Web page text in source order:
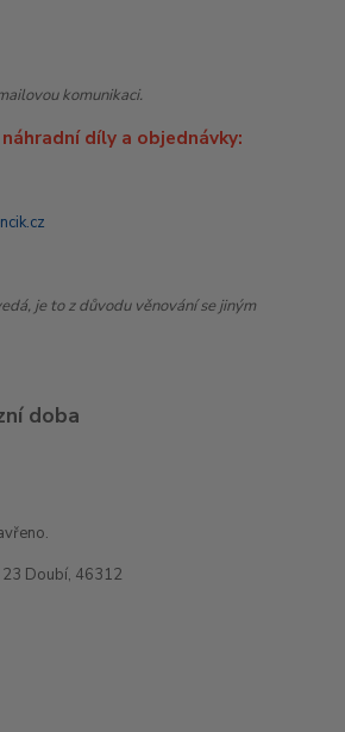
komunikaci.
díly a objednávky:
je to z důvodu věnování se jiným
doba
Doubí, 46312